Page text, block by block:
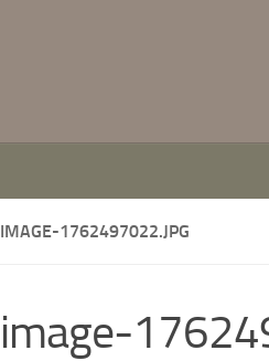
IMAGE-1762497022.JPG
image-